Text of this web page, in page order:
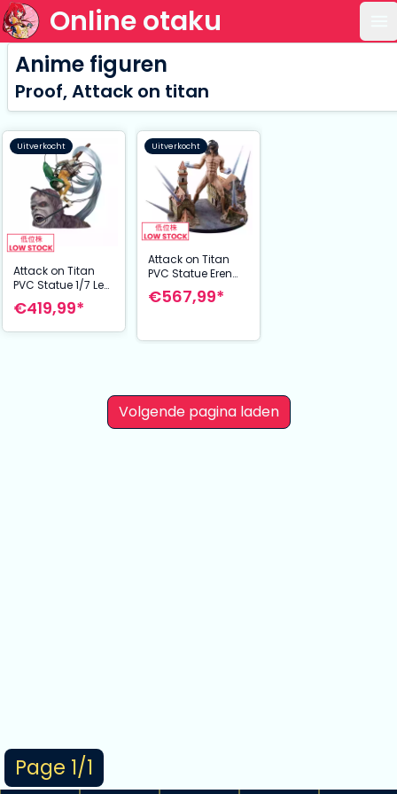
Online otaku
Page 1/1
Anime figuren
Proof, Attack on titan
Uitverkocht
Attack on Titan
PVC Statue 1/7 Levi
vs Beast Titan Ver.
28 cm
€419,99*
Uitverkocht
Attack on Titan
PVC Statue Eren
Jaeger: Attack
Titan Ver. -
€567,99*
Volgende pagina laden